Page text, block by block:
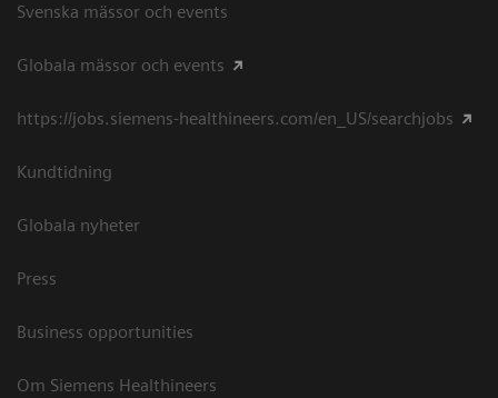
Svenska mässor och events
Globala mässor och events
https://jobs.siemens-healthineers.com/en_US/searchjobs
Kundtidning
Globala nyheter
Press
Business opportunities
Om Siemens Healthineers